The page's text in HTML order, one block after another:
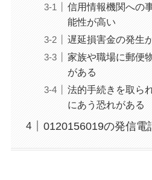
信用情報機関への
能性が高い
遅延損害金の発生
家族や職場に郵便
がある
法的手続きを取ら
にあう恐れがある
0120156019の発信電